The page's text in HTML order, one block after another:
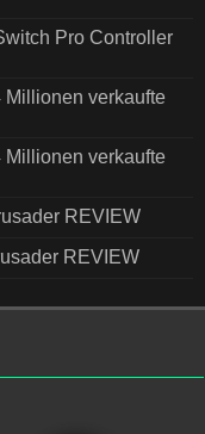
Pro Controller
Millionen verkaufte
Millionen verkaufte
REVIEW
REVIEW